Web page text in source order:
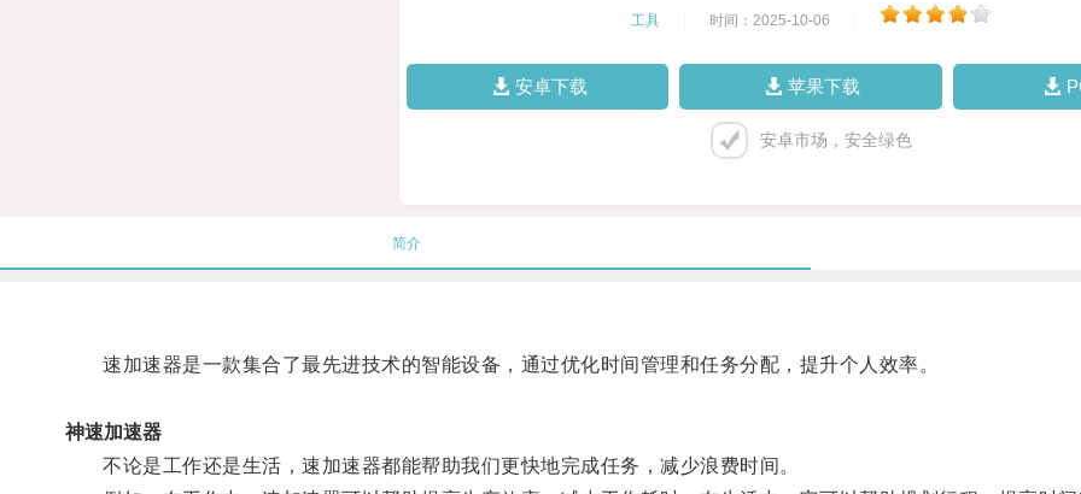
工具 时间：2025-10-06
安卓下载 苹果下载
安卓市场，安全绿色
简介
速加速器是一款集合了最先进技术的智能设备，通过优化时间管理和任务分配，提升个人效率。
神速加速器
不论是工作还是生活，速加速器都能帮助我们更快地完成任务，减少浪费时间。